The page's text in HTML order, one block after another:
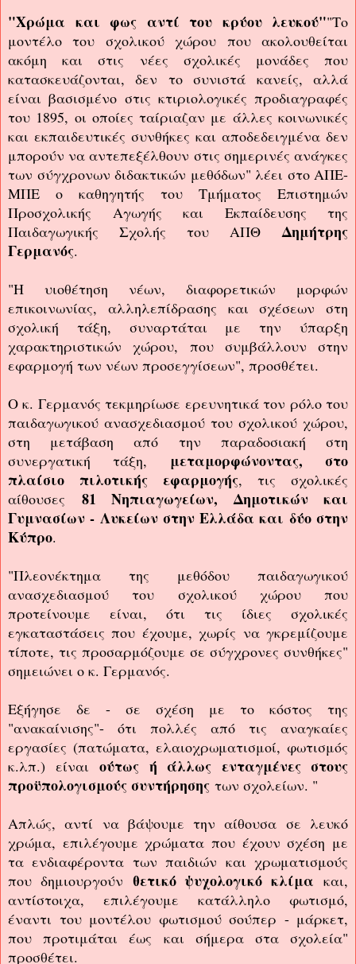
"Χρώμα και φως αντί του κρύου λευκού""Το
μοντέλο του σχολικού χώρου που ακολουθείται
ακόμη και στις νέες σχολικές μονάδες που
κατασκευάζονται, δεν το συνιστά κανείς, αλλά
είναι βασισμένο στις κτιριολογικές προδιαγραφές
του 1895, οι οποίες ταίριαζαν με άλλες κοινωνικές
και εκπαιδευτικές συνθήκες και αποδεδειγμένα δεν
μπορούν να αντεπεξέλθουν στις σημερινές ανάγκες
των σύγχρονων διδακτικών μεθόδων" λέει στο ΑΠΕ-
ΜΠΕ ο καθηγητής του Τμήματος Επιστημών
Προσχολικής Αγωγής και Εκπαίδευσης της
Παιδαγωγικής Σχολής του ΑΠΘΔημήτρης
Γερμανός.
"Η υιοθέτηση νέων, διαφορετικών μορφών
επικοινωνίας, αλληλεπίδρασης και σχέσεων στη
σχολική τάξη, συναρτάται με την ύπαρξη
χαρακτηριστικών χώρου, που συμβάλλουν στην
εφαρμογή των νέων προσεγγίσεων", προσθέτει.
Ο κ. Γερμανός τεκμηρίωσε ερευνητικά τον ρόλο του
παιδαγωγικού ανασχεδιασμού του σχολικού χώρου,
στη μετάβαση από την παραδοσιακή στη
συνεργατική τάξη, μεταμορφώνοντας, στο
πλαίσιο πιλοτικής εφαρμογής, τις σχολικές
αίθουσες
81 Νηπιαγωγείων, Δημοτικών και
Γυμνασίων - Λυκείων στην Ελλάδα και δύο στην
Κύπρο.
"Πλεονέκτημα της μεθόδου παιδαγωγικού
ανασχεδιασμού του σχολικού χώρου που
προτείνουμε είναι, ότι τις ίδιες σχολικές
εγκαταστάσεις που έχουμε, χωρίς να γκρεμίζουμε
τίποτε, τις προσαρμόζουμε σε σύγχρονες συνθήκες"
σημειώνει ο κ. Γερμανός.
Εξήγησε δε - σε σχέση με το κόστος της
"ανακαίνισης"- ότι πολλές από τις αναγκαίες
εργασίες (πατώματα, ελαιοχρωματισμοί, φωτισμός
κ.λπ.) είναι ούτως ή άλλως ενταγμένες στους
προϋπολογισμούς συντήρησης των σχολείων. "
Απλώς, αντί να βάψουμε την αίθουσα σε λευκό
χρώμα, επιλέγουμε χρώματα που έχουν σχέση με
τα ενδιαφέροντα των παιδιών και χρωματισμούς
που δημιουργούν θετικό ψυχολογικό κλίμακαι,
αντίστοιχα, επιλέγουμε κατάλληλο φωτισμό,
έναντι του μοντέλου φωτισμού σούπερ - μάρκετ,
που προτιμάται έως και σήμερα στα σχολεία"
προσθέτει.